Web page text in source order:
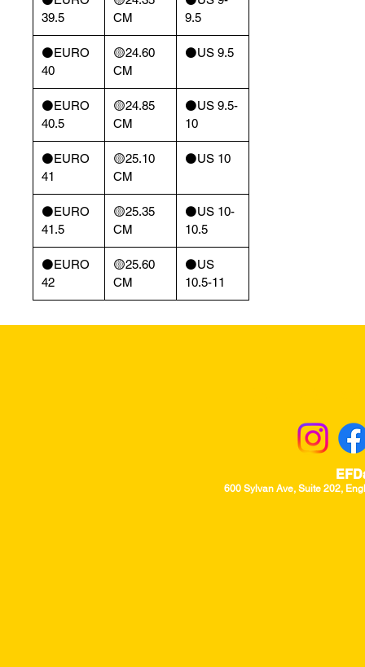
39.5
CM
9.5
⚫️EURO
40
🟡24.60
CM
⚫️US 9.5
⚫️EURO
40.5
🟡24.85
CM
⚫️US 9.5-
10
⚫️EURO
41
🟡25.10
CM
⚫️US 10
⚫️EURO
41.5
🟡25.35
CM
⚫️US 10-
10.5
⚫️EURO
42
🟡25.60
CM
⚫️US
10.5-11
600 Sylvan Ave, Suite 202,